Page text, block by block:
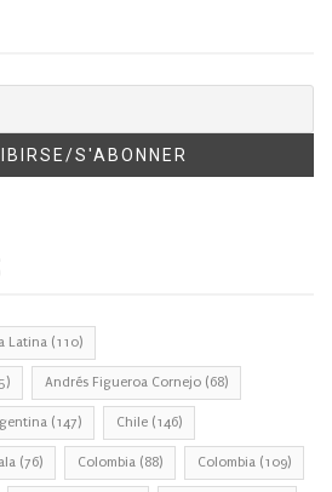
Latina (110)
Andrés Figueroa Cornejo (68)
(147) Chile (146)
(76) Colombia (88) Colombia (109)